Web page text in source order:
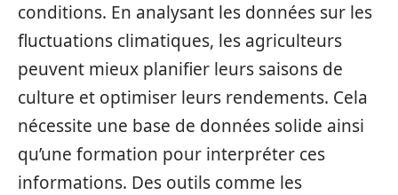
conditions. En analysant les données sur les
fluctuations climatiques, les agriculteurs
peuvent mieux planifier leurs saisons de
culture et optimiser leurs rendements. Cela
nécessite une base de données solide ainsi
qu’une formation pour interpréter ces
informations. Des outils comme les